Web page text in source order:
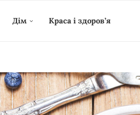
Дім Краса і здоров’я